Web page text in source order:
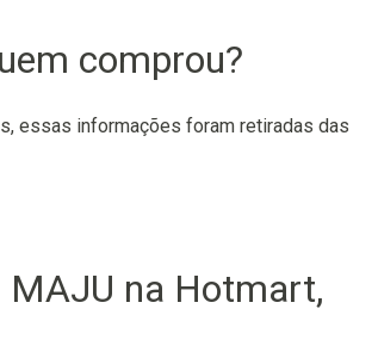
comprou?
essas informações foram retiradas das
MAJU na Hotmart,